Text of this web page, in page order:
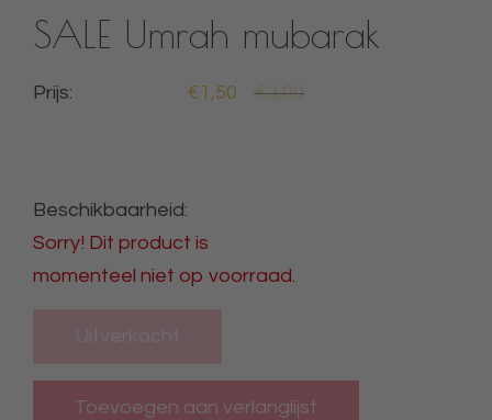
SALE Umrah mubarak
Prijs: €1,50 €3,00
Beschikbaarheid:
Sorry! Dit product is
momenteel niet op voorraad.